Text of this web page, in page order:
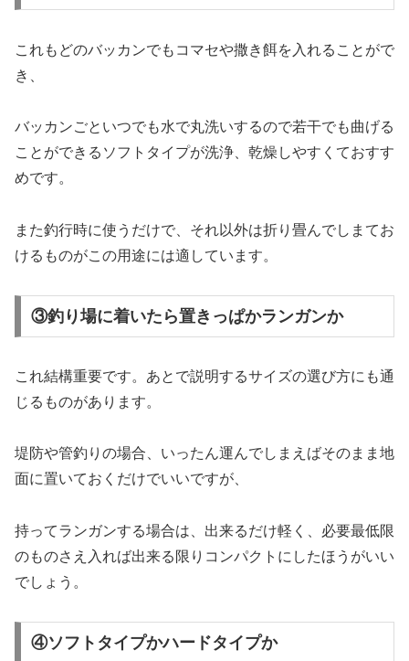
これもどのバッカンでもコマセや撒き餌を入れることがで
き、
バッカンごといつでも水で丸洗いするので若干でも曲げる
ことができるソフトタイプが洗浄、乾燥しやすくておすす
めです。
また釣行時に使うだけで、それ以外は折り畳んでしまてお
けるものがこの用途には適しています。
③釣り場に着いたら置きっぱかランガンか
これ結構重要です。あとで説明するサイズの選び方にも通
じるものがあります。
堤防や管釣りの場合、いったん運んでしまえばそのまま地
面に置いておくだけでいいですが、
持ってランガンする場合は、出来るだけ軽く、必要最低限
のものさえ入れば出来る限りコンパクトにしたほうがいい
でしょう。
④ソフトタイプかハードタイプか